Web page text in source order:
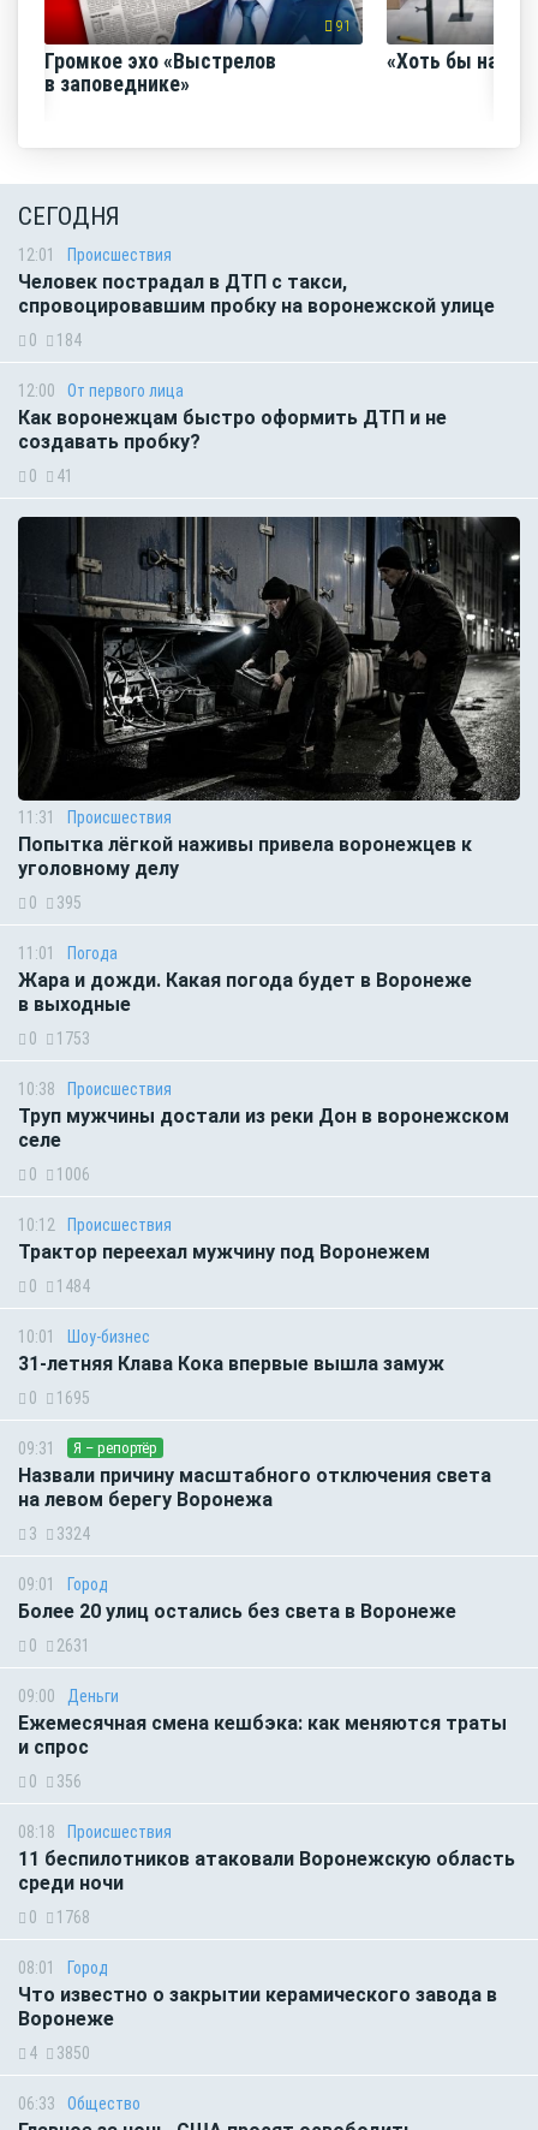
91
Громкое эхо «Выстрелов
в заповеднике»
«Хоть бы наш
СЕГОДНЯ
12:01 Происшествия
Человек пострадал в ДТП с такси,
спровоцировавшим пробку на воронежской улице
0 184
12:00 От первого лица
Как воронежцам быстро оформить ДТП и не
создавать пробку?
0 41
11:31 Происшествия
Попытка лёгкой наживы привела воронежцев к
уголовному делу
0 395
11:01 Погода
Жара и дожди. Какая погода будет в Воронеже
в выходные
0 1753
10:38 Происшествия
Труп мужчины достали из реки Дон в воронежском
селе
0 1006
10:12 Происшествия
Трактор переехал мужчину под Воронежем
0 1484
10:01 Шоу-бизнес
31-летняя Клава Кока впервые вышла замуж
0 1695
09:31 Я – репортёр
Назвали причину масштабного отключения света
на левом берегу Воронежа
3 3324
09:01 Город
Более 20 улиц остались без света в Воронеже
0 2631
09:00 Деньги
Ежемесячная смена кешбэка: как меняются траты
и спрос
0 356
08:18 Происшествия
11 беспилотников атаковали Воронежскую область
среди ночи
0 1768
08:01 Город
Что известно о закрытии керамического завода в
Воронеже
4 3850
06:33 Общество